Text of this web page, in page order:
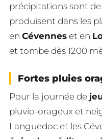
précipitations sont de
produisent dans les
en Cévennes et en
et tombe dès 1200
Fortes pluies
Pour la journée de
pluvio-orageux et
Languedoc et les